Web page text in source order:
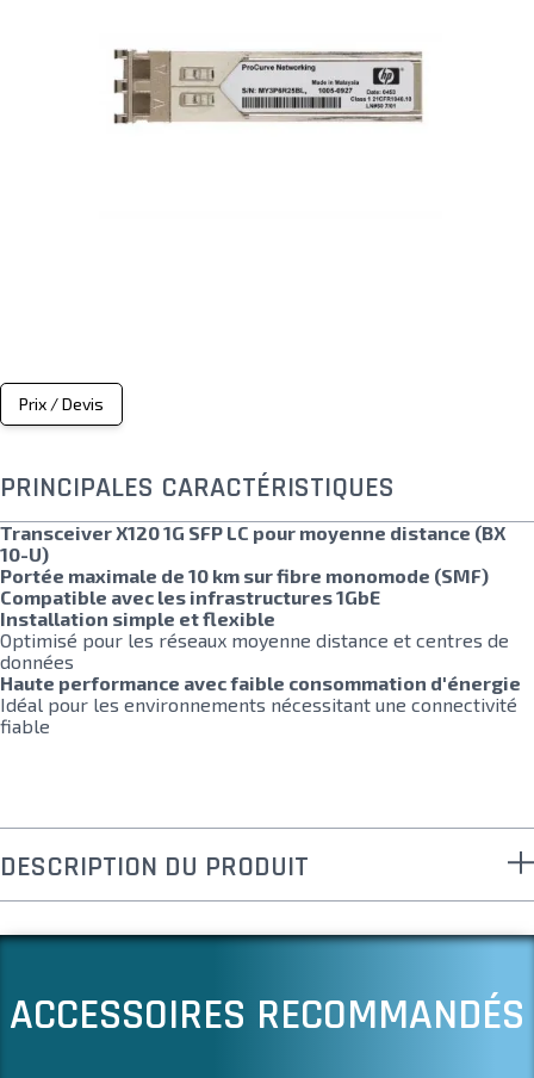
Prix / Devis
PRINCIPALES CARACTÉRISTIQUES
Transceiver X120 1G SFP LC pour moyenne distance (BX
10-U)
Portée maximale de 10 km sur fibre monomode (SMF)
Compatible avec les infrastructures 1GbE
Installation simple et flexible
Optimisé pour les réseaux moyenne distance et centres de
données
Haute performance avec faible consommation d'énergie
Idéal pour les environnements nécessitant une connectivité
fiable
DESCRIPTION DU PRODUIT
ACCESSOIRES RECOMMANDÉS